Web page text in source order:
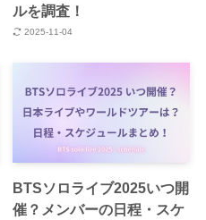
ルを調査！
2025-11-04
BTSソロライブ2025いつ開
催？メンバーの日程・スケ